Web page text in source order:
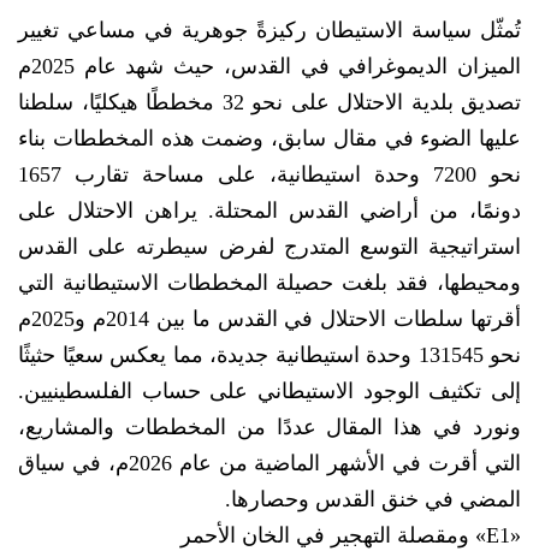
تُمثّل سياسة الاستيطان ركيزةً جوهرية في مساعي تغيير
الميزان الديموغرافي في القدس، حيث شهد عام 2025م
تصديق بلدية الاحتلال على نحو 32 مخططًا هيكليًا، سلطنا
عليها الضوء في مقال سابق، وضمت هذه المخططات بناء
نحو 7200 وحدة استيطانية، على مساحة تقارب 1657
دونمًا، من أراضي القدس المحتلة. يراهن الاحتلال على
استراتيجية التوسع المتدرج لفرض سيطرته على القدس
ومحيطها، فقد بلغت حصيلة المخططات الاستيطانية التي
أقرتها سلطات الاحتلال في القدس ما بين 2014م و2025م
نحو 131545 وحدة استيطانية جديدة، مما يعكس سعيًا حثيثًا
إلى تكثيف الوجود الاستيطاني على حساب الفلسطينيين.
ونورد في هذا المقال عددًا من المخططات والمشاريع،
التي أقرت في الأشهر الماضية من عام 2026م، في سياق
المضي في خنق القدس وحصارها.
«E1» ومقصلة التهجير في الخان الأحمر